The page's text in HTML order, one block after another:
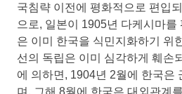
사
실
국침략 이전에 평화적으로 편입
으로, 일본이 1905년 다케시마를
은 이미 한국을 식민지화하기 위
선의 독립은 이미 심각하게 훼손
에 의하면, 1904년 2월에 한국은
며, 그해 8월에 한국은 대외관계